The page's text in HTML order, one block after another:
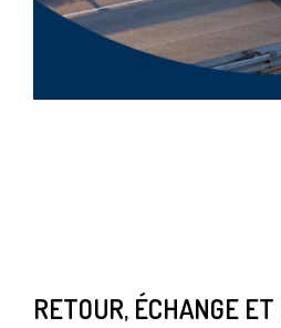
RETOUR, ÉCHANGE